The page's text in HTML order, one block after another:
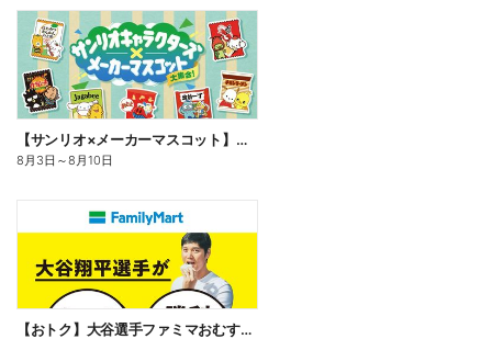
【サンリオ×メーカーマスコット】オリジナルグッズ貰える!
8月3日 ～8月10日
【おトク】大谷選手ファミマおむすび割